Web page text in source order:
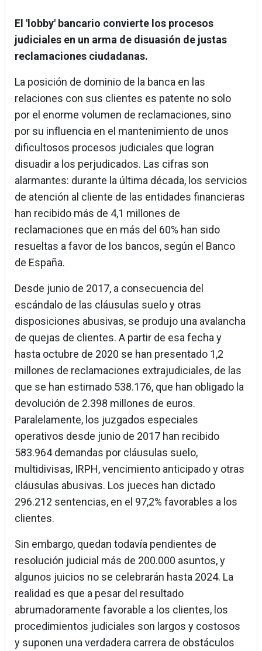
El 'lobby' bancario convierte los procesos
judiciales en un arma de disuasión de justas
reclamaciones ciudadanas.
La posición de dominio de la banca en las
relaciones con sus clientes es patente no solo
por el enorme volumen de reclamaciones, sino
por su influencia en el mantenimiento de unos
dificultosos procesos judiciales que logran
disuadir a los perjudicados. Las cifras son
alarmantes: durante la última década, los servicios
de atención al cliente de las entidades financieras
han recibido más de 4,1 millones de
reclamaciones que en más del 60% han sido
resueltas a favor de los bancos, según el Banco
de España.
Desde junio de 2017, a consecuencia del
escándalo de las cláusulas suelo y otras
disposiciones abusivas, se produjo una avalancha
de quejas de clientes. A partir de esa fecha y
hasta octubre de 2020 se han presentado 1,2
millones de reclamaciones extrajudiciales, de las
que se han estimado 538.176, que han obligado la
devolución de 2.398 millones de euros.
Paralelamente, los juzgados especiales
operativos desde junio de 2017 han recibido
583.964 demandas por cláusulas suelo,
multidivisas, IRPH, vencimiento anticipado y otras
cláusulas abusivas. Los jueces han dictado
296.212 sentencias, en el 97,2% favorables a los
clientes.
Sin embargo, quedan todavía pendientes de
resolución judicial más de 200.000 asuntos, y
algunos juicios no se celebrarán hasta 2024. La
realidad es que a pesar del resultado
abrumadoramente favorable a los clientes, los
procedimientos judiciales son largos y costosos
y suponen una verdadera carrera de obstáculos